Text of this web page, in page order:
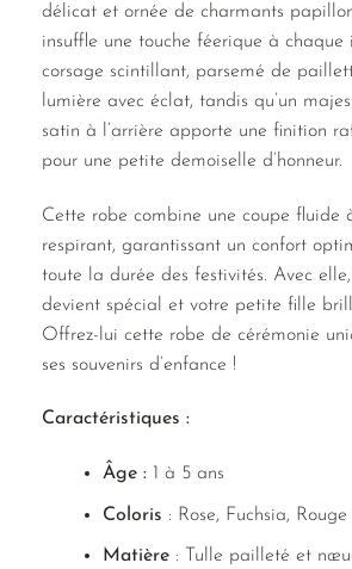
délicat et ornée de charmants
insuffle une touche féerique à chaque
corsage scintillant, parsemé de
lumière avec éclat, tandis qu’un
satin à l’arrière apporte une finition
pour une petite demoiselle d’honneur.
Cette robe combine une coupe fluide
respirant, garantissant un confort
toute la durée des festivités. Avec
devient spécial et votre petite fille
Offrez-lui cette robe de cérémonie
ses souvenirs d’enfance !
Caractéristiques :
Âge :1 à 5 ans
Coloris : Rose, Fuchsia, Rouge
Matière: Tulle pailleté et